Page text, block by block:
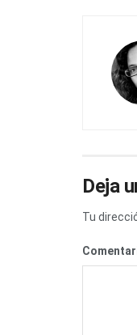
Deja
Tu